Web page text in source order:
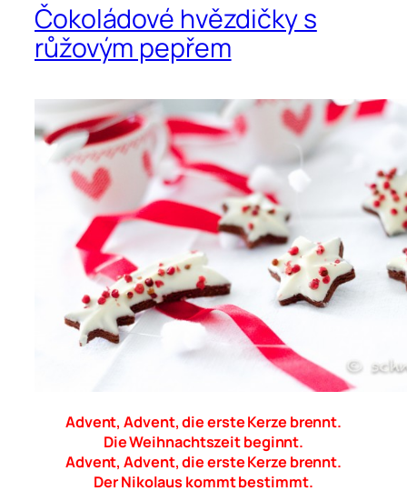
Čokoládové hvězdičky s
růžovým pepřem
Advent, Advent, die erste Kerze brennt.
Die Weihnachtszeit beginnt.
Advent, Advent, die erste Kerze brennt.
Der Nikolaus kommt bestimmt.